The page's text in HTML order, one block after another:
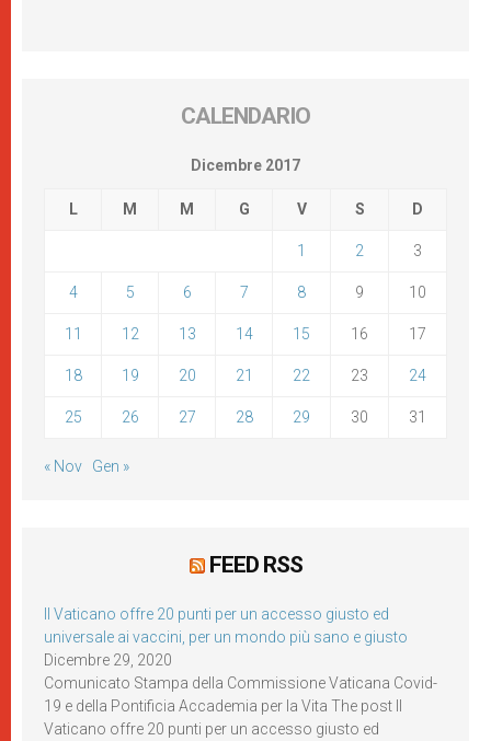
CALENDARIO
Dicembre 2017
L M M G V S D
1 2 3
4 5 6 7 8 9 10
11 12 13 14 15 16 17
18 19 20 21 22 23 24
25 26 27 28 29 30 31
« Nov Gen »
FEED RSS
Il Vaticano offre 20 punti per un accesso giusto ed
universale ai vaccini, per un mondo più sano e giusto
Dicembre 29, 2020
Comunicato Stampa della Commissione Vaticana Covid-
19 e della Pontificia Accademia per la Vita The post Il
Vaticano offre 20 punti per un accesso giusto ed